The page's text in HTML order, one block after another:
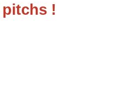
pitchs !